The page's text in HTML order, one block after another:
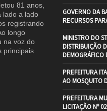
81 anos,
lado a lado
registrando
longo
na voz do
principais
GOVERNO DA
RECURSOS
MINISTRO DO
DISTRIBUIÇÃO
DEMOGRÁFICO
PREFEITURA
AO MOSQUITO
PREFEITURA
LICITAÇÃO Nº